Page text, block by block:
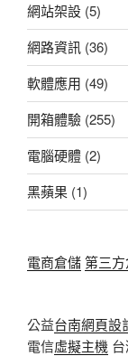
網站架設 (5)
網路資訊 (36)
軟體應用 (49)
開箱體驗 (255)
電腦硬體 (2)
黑蘋果 (1)
電商倉儲第三
公益台南網頁設
電信虛擬主機